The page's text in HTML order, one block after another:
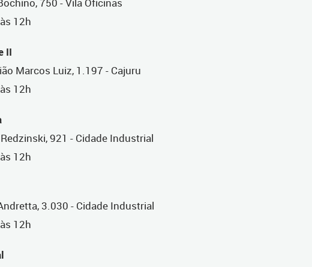
750 - Vila Oficinas
12h
II
Marcos Luiz, 1.197 - Cajuru
12h
921 - Cidade Industrial
12h
3.030 - Cidade Industrial
12h